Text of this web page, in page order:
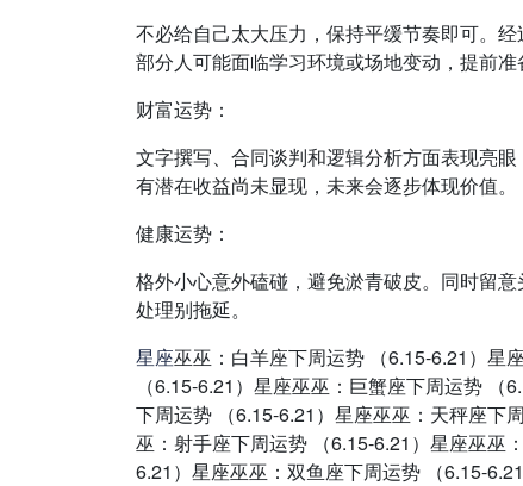
不必给自己太大压力，保持平缓节奏即可。
部分人可能面临学习环境或场地变动，提前准
财富运势：
文字撰写、合同谈判和逻辑分析方面表现亮
有潜在收益尚未显现，未来会逐步体现价值。
健康运势：
格外小心意外磕碰，避免淤青破皮。同时留
处理别拖延。
星座巫巫：白羊座下周运势 （6.15-6.21）星
（6.15-6.21）星座巫巫：巨蟹座下周运势
下周运势 （6.15-6.21）星座巫巫：天秤座下
巫：射手座下周运势 （6.15-6.21）星座巫巫
6.21）星座巫巫：双鱼座下周运势 （6.15-6.21